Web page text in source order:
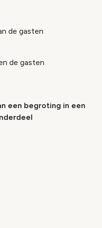
de gasten
de gasten
een begroting in een